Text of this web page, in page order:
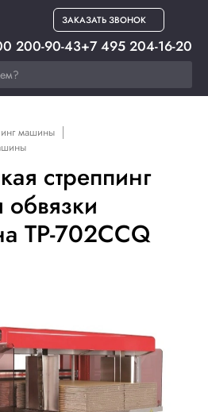
ЗАКАЗАТЬ ЗВОНОК
200-90-43+7 495 204-16-20
машины
стреппинг
TP-702CCQ